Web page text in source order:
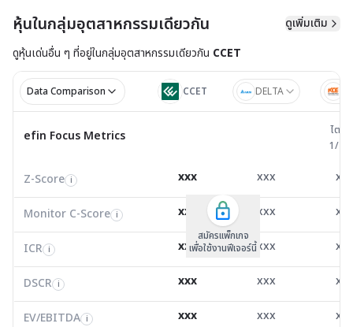
หุ้นในกลุ่มอุตสาหกรรมเดียวกัน
ดูเพิ่มเติม
ดูหุ้นเด่นอื่น ๆ ที่อยู่ในกลุ่มอุตสาหกรรมเดียวกัน CCET
Data Comparison CCET DELTA
efin Focus Metrics ไตรมาส
Z-Score i 2.81 31.44
Monitor C-Score
0.00 0.00
ICR i 3.64 972.43
DSCR
EV/EBITDA
18.73 22,727,064.00
FCF Yield i 13.96 1.91
efin Focus Metrics
ไตรม
1/
Z-Score i
Monitor C-Score i
ICR i
DSCR i
สมัครแพ็คเกจ B
เพื่อใช้งานฟีเจอร์นี้
EV/EBITDA
FCF Yield i
FCF/Net Income
Net Debt/EBITDA
ROIC i
สมัครแพ็คเกจ B
เพื่อใช้งานฟีเจอร์นี้
Z-Score i xxx xxx
Monitor C-Score i xxx xxx
ICR i xxx xxx
DSCR i xxx xxx
สมัครแพ็กเกจ
เพื่อใช้งานฟีเจอร์นี้
EV/EBITDA i xxx xxx